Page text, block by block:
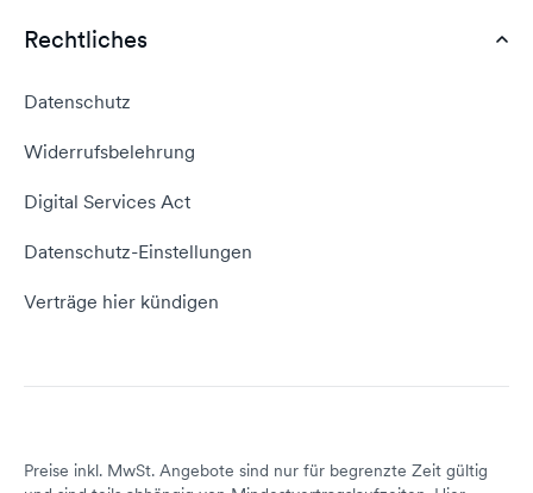
Domain umziehen
E-Mail-Domain
Server Hosting
WordPress Tutorial
AGB
Kontakt aufnehmen
Empfehlungsprogramm
Domain Reseller
Status dogado.de
Rechtliches
Datenschutz
Widerrufsbelehrung
Digital Services Act
Datenschutz-Einstellungen
Verträge hier kündigen
Preise inkl. MwSt. Angebote sind nur für begrenzte Zeit gültig